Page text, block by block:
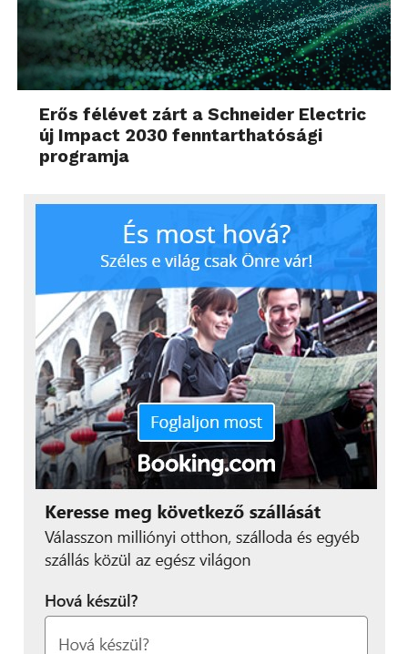
Erős félévet zárt a Schneider Electric
új Impact 2030 fenntarthatósági
programja